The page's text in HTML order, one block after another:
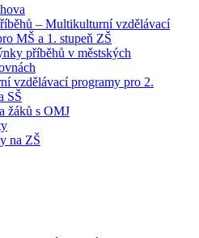
– Multikulturní vzdělávací
MŠ a 1. stupeň ZŠ
příběhů v městských
vzdělávací programy pro 2.
SŠ
žáků s OMJ
na ZŠ